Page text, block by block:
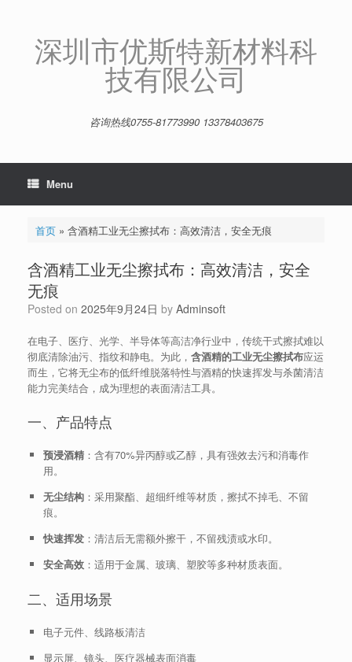
深圳市优斯特新材料科
技有限公司
咨询热线0755-81773990 13378403675
Menu
首页» 含酒精工业无尘擦拭布：高效清洁，安全无痕
含酒精工业无尘擦拭布：高效清洁，安全
无痕
Posted on 2025年9月24日 by Adminsoft
在电子、医疗、光学、半导体等高洁净行业中，传统干式擦拭难以
彻底清除油污、指纹和静电。为此， 含酒精的工业无尘擦拭布应运
而生，它将无尘布的低纤维脱落特性与酒精的快速挥发与杀菌清洁
能力完美结合，成为理想的表面清洁工具。
一、产品特点
预浸酒精：含有70%异丙醇或乙醇，具有强效去污和消毒作
用。
无尘结构：采用聚酯、超细纤维等材质，擦拭不掉毛、不留
痕。
快速挥发：清洁后无需额外擦干，不留残渍或水印。
安全高效：适用于金属、玻璃、塑胶等多种材质表面。
二、适用场景
电子元件、线路板清洁
显示屏、镜头、医疗器械表面消毒